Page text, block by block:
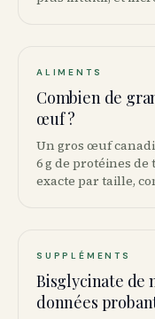
ALIMENTS
Combien de
œuf ?
Un gros œuf
6 g de protéines
exacte par taille,
SUPPLÉMENTS
Bisglycinate de
données